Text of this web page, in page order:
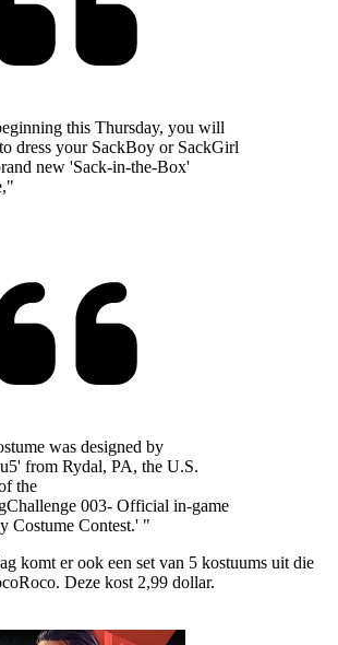
this Thursday, you will
dress your SackBoy or SackGirl
new 'Sack-in-the-Box'
was designed by
from Rydal, PA, the U.S.
the
003- Official in-game
Costume Contest.' "
komt er ook een set van 5 kostuums uit die
Deze kost 2,99 dollar.